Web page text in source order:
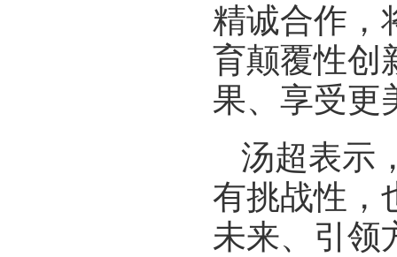
精诚合作，
育颠覆性创
果、享受更
汤超表示
有挑战性，
未来、引领